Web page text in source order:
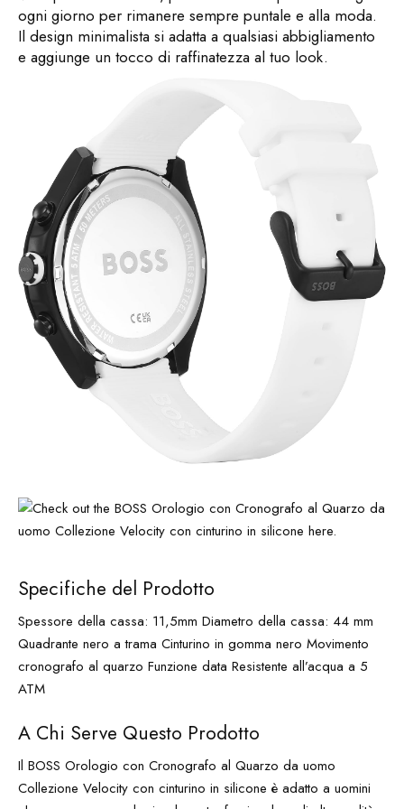
ogni giorno per rimanere sempre puntale e alla moda.
Il design minimalista si adatta a qualsiasi abbigliamento
e aggiunge un tocco di raffinatezza al tuo look.
Specifiche del Prodotto
Spessore della cassa: 11,5mm Diametro della cassa: 44 mm
Quadrante nero a trama Cinturino in gomma nero Movimento
cronografo al quarzo Funzione data Resistente all’acqua a 5
ATM
A Chi Serve Questo Prodotto
Il BOSS Orologio con Cronografo al Quarzo da uomo
Collezione Velocity con cinturino in silicone è adatto a uomini